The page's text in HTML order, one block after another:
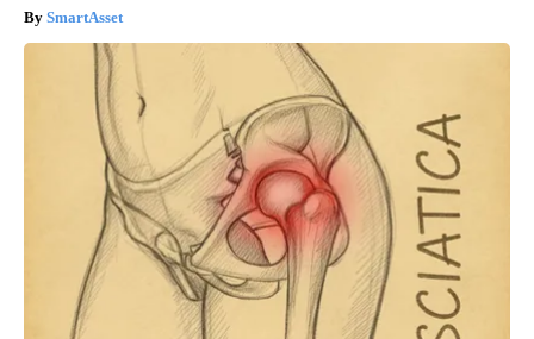
SmartAsset